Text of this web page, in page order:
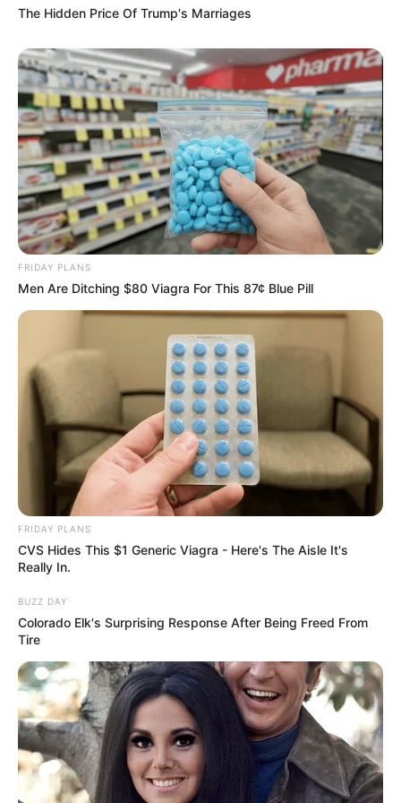
tecido, feltro e até juta. Mas, quem tem
pode usar materiais alternativos na hora de
produzir as guirlandas.
Fonte:gwennypenny
13. Você pode usarpregadores de roupapara
fazer uma guirlanda incrível. O resultado é uma
peça resistente, que também funciona como
porta cartões e recados.
The Hidden Price Of Trump's Marriages
FRIDAY PLANS
Men Are Ditching $80 Viagra For This 87¢ Blue Pill
FRIDAY PLANS
CVS Hides This $1 Generic Viagra - Here's The Aisle It's
Really In.
BUZZ DAY
Colorado Elk's Surprising Response After Being Freed From
Tire